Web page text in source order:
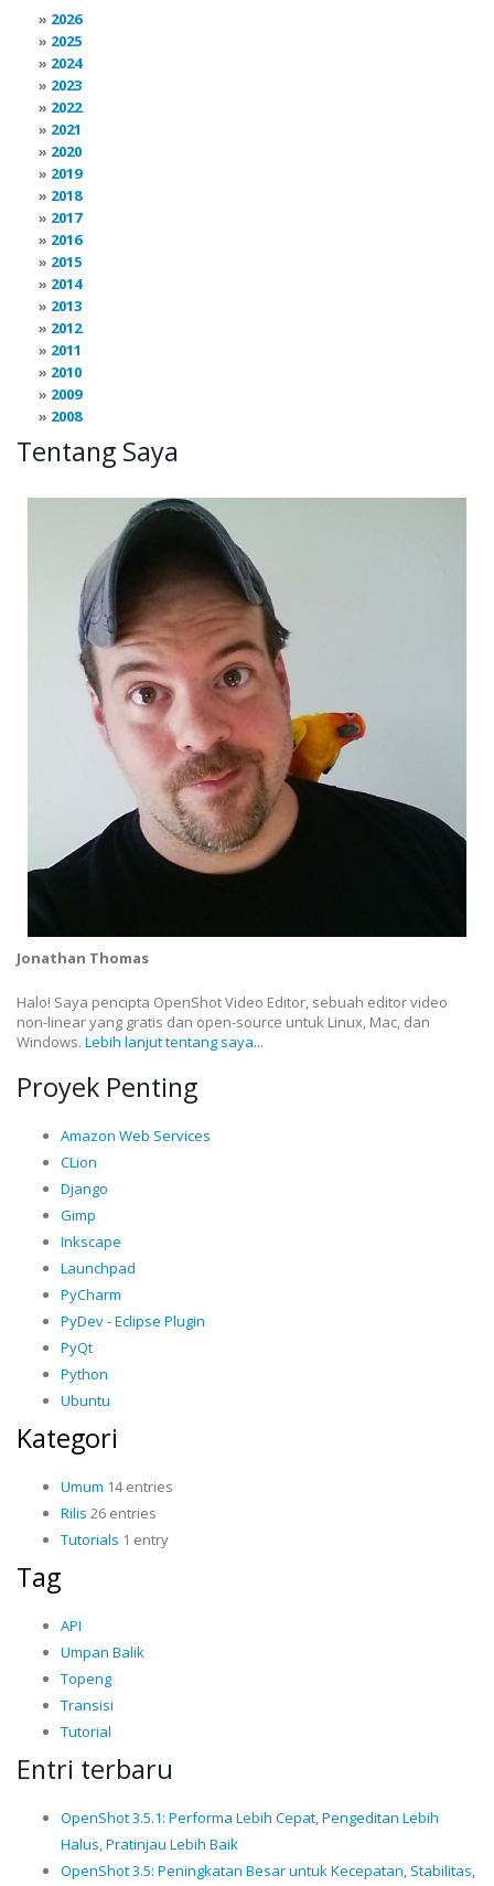
2026
2025
2024
2023
2022
2021
2020
2019
2018
2017
2016
2015
2014
2013
2012
2011
2010
2009
2008
Tentang Saya
Jonathan Thomas
Halo! Saya pencipta OpenShot Video Editor, sebuah editor video
non-linear yang gratis dan open-source untuk Linux, Mac, dan
Windows. Lebih lanjut tentang saya...
Proyek Penting
Amazon Web Services
CLion
Django
Gimp
Inkscape
Launchpad
PyCharm
PyDev - Eclipse Plugin
PyQt
Python
Ubuntu
Kategori
Umum 14 entries
Rilis 26 entries
Tutorials 1 entry
Tag
API
Umpan Balik
Topeng
Transisi
Tutorial
Entri terbaru
OpenShot 3.5.1: Performa Lebih Cepat, Pengeditan Lebih
Halus, Pratinjau Lebih Baik
OpenShot 3.5: Peningkatan Besar untuk Kecepatan, Stabilitas,